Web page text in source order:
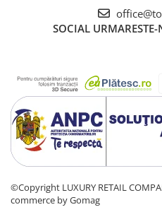
SOCIAL
©Copyright LUXURY RETAIL
commerce by Gomag